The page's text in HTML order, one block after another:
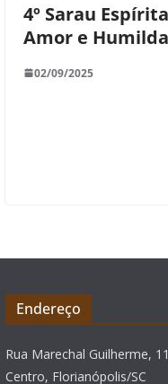
4º Sarau Espírita
Amor e
02/09/2025
Endereço
Rua Marechal Guilherme,
Centro, Florianópolis/SC